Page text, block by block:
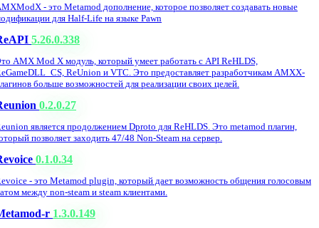
- это Metamod дополнение, которое позволяет создавать новые
для Half-Life на языке Pawn
5.26.0.338
AMX Mod X модуль, который умеет работать с API ReHLDS,
ReUnion и VTC. Это предоставляет разработчикам AMXX-
больше возможностей для реализации своих целей.
0.2.0.27
является продолжением Dproto для ReHLDS. Это metamod плагин,
позволяет заходить 47/48 Non-Steam на сервер.
0.1.0.34
- это Metamod plugin, который дает возможность общения голосовым
между non-steam и steam клиентами.
r 1.3.0.149